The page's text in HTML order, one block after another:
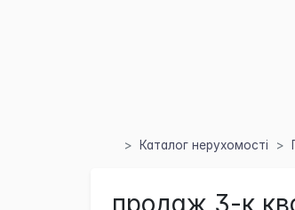
Каталог нерухомості
продаж 3-к